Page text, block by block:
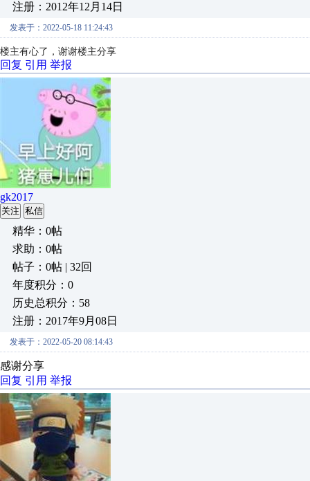
注册：2012年12月14日
发表于：2022-05-18 11:24:43
楼主有心了，谢谢楼主分享
回复 引用 举报
gk2017
关注 私信
精华：0帖
求助：0帖
帖子：0帖 | 32回
年度积分：0
历史总积分：58
注册：2017年9月08日
发表于：2022-05-20 08:14:43
感谢分享
回复 引用 举报